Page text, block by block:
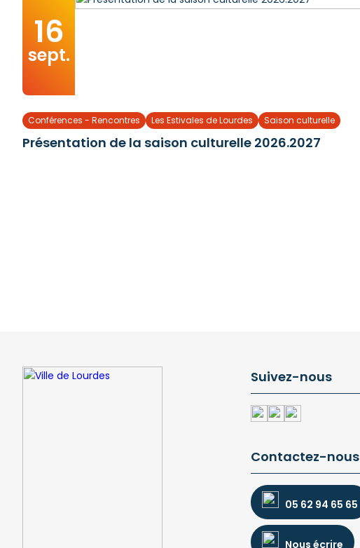
16
sept.
Conférences - Rencontres Les Estivales de Lourdes Saison culturelle
Présentation de la saison culturelle 2026.2027
Suivez-nous
Contactez-nous
05 62 94 65 65
Nous écrire